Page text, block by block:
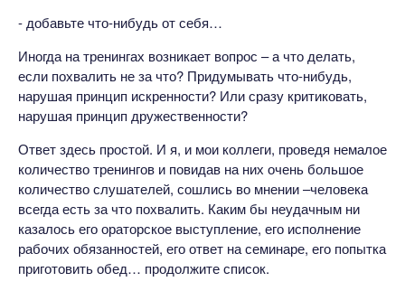
- добавьте что-нибудь от себя…
Иногда на тренингах возникает вопрос – а что делать,
если похвалить не за что? Придумывать что-нибудь,
нарушая принцип искренности? Или сразу критиковать,
нарушая принцип дружественности?
Ответ здесь простой. И я, и мои коллеги, проведя немалое
количество тренингов и повидав на них очень большое
количество слушателей, сошлись во мнении –человека
всегда есть за что похвалить. Каким бы неудачным ни
казалось его ораторское выступление, его исполнение
рабочих обязанностей, его ответ на семинаре, его попытка
приготовить обед… продолжите список.